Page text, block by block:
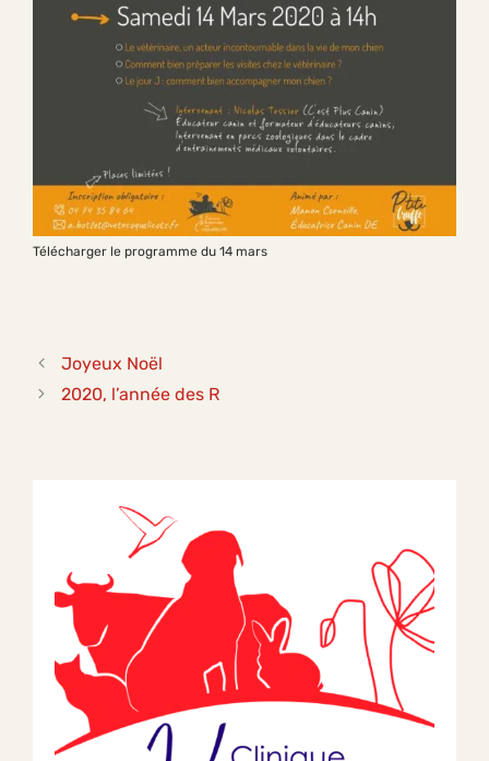
Télécharger le programme du 14 mars
Joyeux Noël
2020, l’année des R